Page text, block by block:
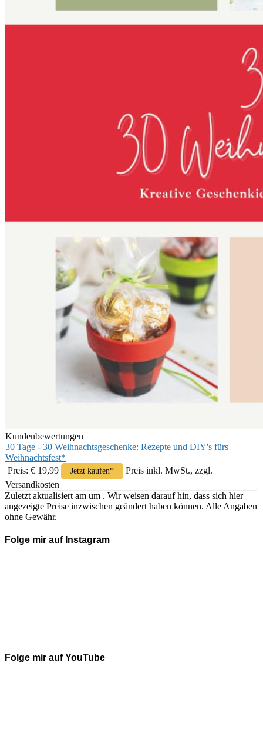
Kundenbewertungen
30 Tage - 30 Weihnachtsgeschenke: Rezepte und DIY's fürs
Weihnachtsfest*
Preis: € 19,99
Jetzt kaufen*
Preis inkl. MwSt., zzgl.
Versandkosten
Zuletzt aktualisiert am um . Wir weisen darauf hin, dass sich hier
angezeigte Preise inzwischen geändert haben können. Alle Angaben
ohne Gewähr.
Folge mir auf Instagram
Folge mir auf YouTube